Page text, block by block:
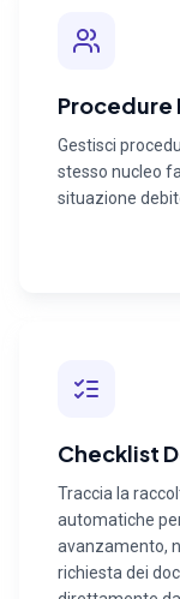
Procedure
Gestisci
stesso nucleo
situazione
Checklist
Traccia la
automatiche
avanzamento,
richiesta dei